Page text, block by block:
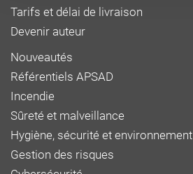
Tarifs et délai de livraison
Devenir auteur
Nouveautés
Référentiels APSAD
Incendie
Sûreté et malveillance
Hygiène, sécurité et environnement
Gestion des risques